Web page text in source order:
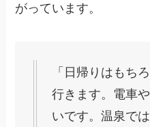
がっています。
「日帰りはもち
行きます。電車
いです。温泉で